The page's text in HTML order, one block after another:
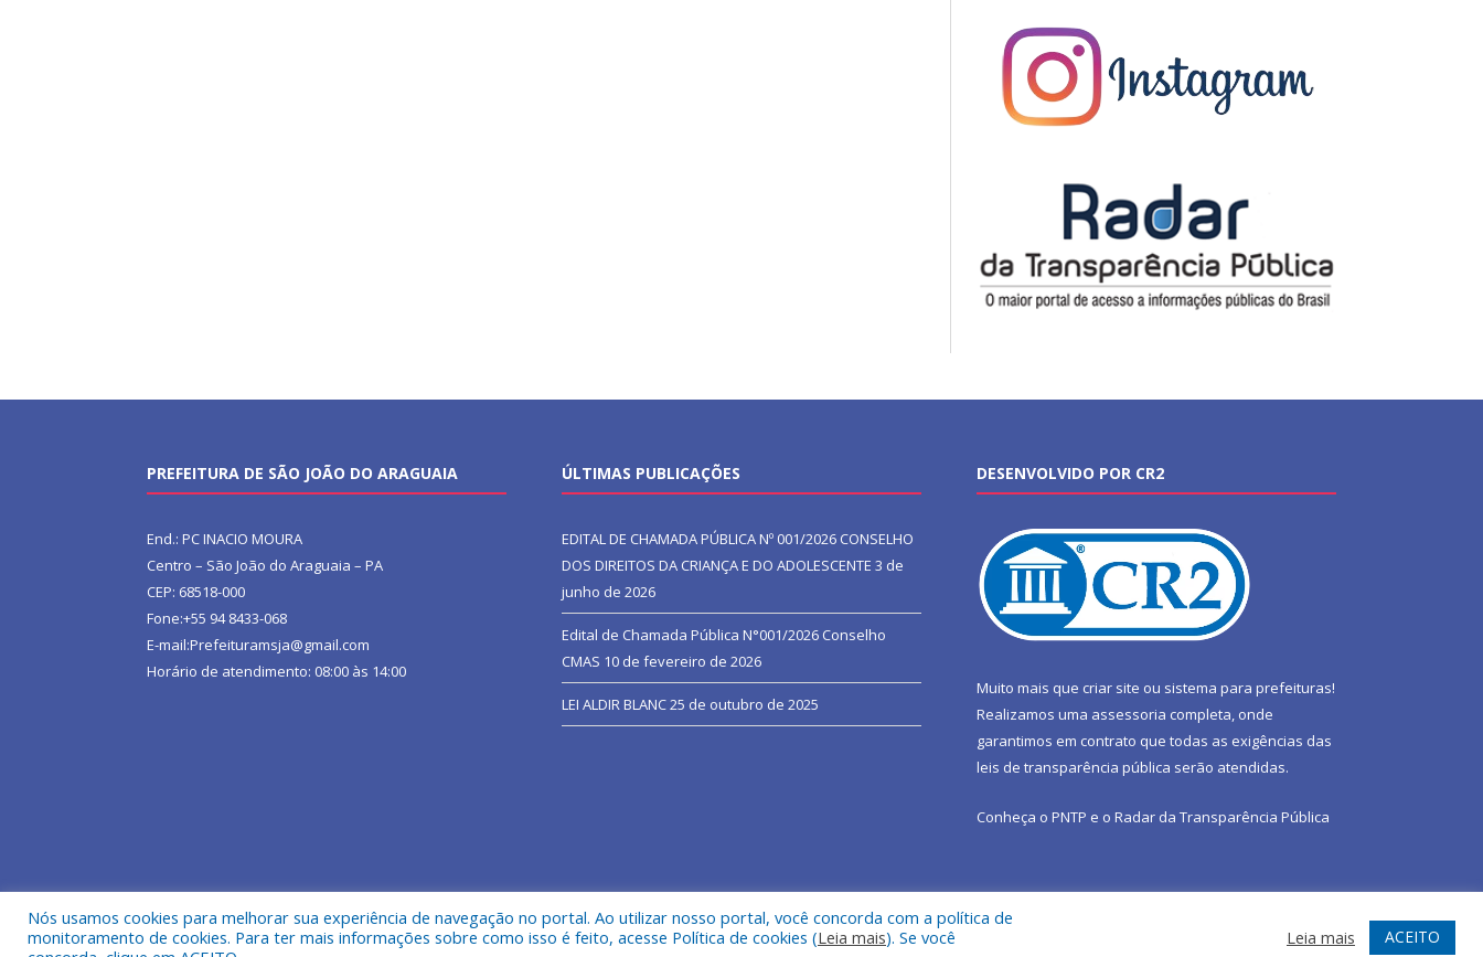
PREFEITURA DE SÃO JOÃO DO ARAGUAIA
End.: PC INACIO MOURA
Centro – São João do Araguaia – PA
CEP: 68518-000
Fone:+55 94 8433-068
E-mail:Prefeituramsja@gmail.com
Horário de atendimento: 08:00 às 14:00
ÚLTIMAS PUBLICAÇÕES
EDITAL DE CHAMADA PÚBLICA Nº 001/2026 CONSELHO
DOS DIREITOS DA CRIANÇA E DO ADOLESCENTE 3 de
junho de 2026
Edital de Chamada Pública N°001/2026 Conselho
CMAS 10 de fevereiro de 2026
LEI ALDIR BLANC25 de outubro de 2025
DESENVOLVIDO POR CR2
Muito mais que criar site ou sistema para prefeituras!
Realizamos uma assessoria completa, onde
garantimos em contrato que todas as exigências das
leis de transparência pública serão atendidas.
Conheça o PNTP e o Radar da Transparência Pública
Todos os direitos reservados a Prefeitura Municipal de São João do Araguaia. Mapa do Site Acessar Webmail
Nós usamos cookies para melhorar sua experiência de navegação no portal. Ao utilizar nosso portal, você concorda com a política de
monitoramento de cookies. Para ter mais informações sobre como isso é feito, acesse Política de cookies (Leia mais). Se você
Leia mais ACEITO